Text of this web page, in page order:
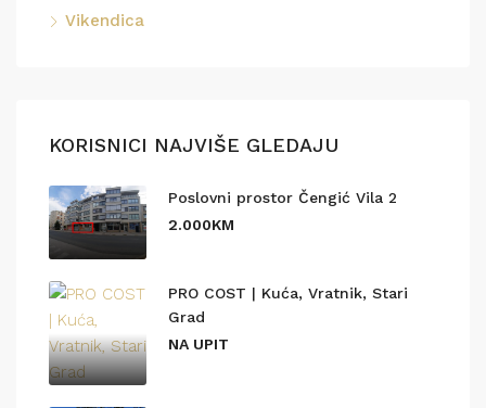
Vikendica
KORISNICI NAJVIŠE GLEDAJU
Poslovni prostor Čengić Vila 2
2.000KM
PRO COST | Kuća, Vratnik, Stari
Grad
NA UPIT